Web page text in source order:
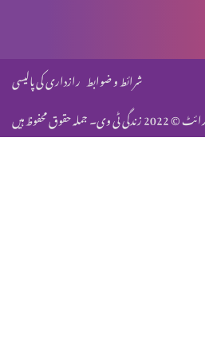
ٹی وی۔ جملہ حقوق محفوظ ہیں
شرائط و ضوابط رازداری کی پالیسی